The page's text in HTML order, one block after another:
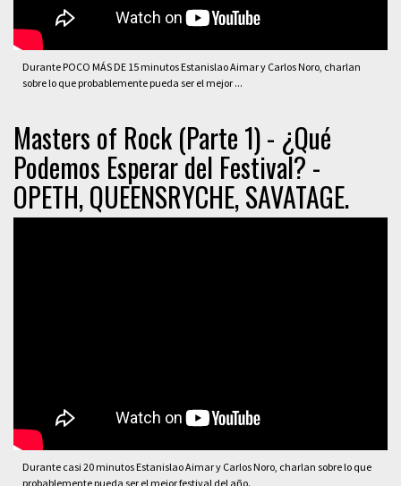
Durante POCO MÁS DE 15 minutos Estanislao Aimar y Carlos Noro, charlan
sobre lo que probablemente pueda ser el mejor ...
Masters of Rock (Parte 1) - ¿Qué
Podemos Esperar del Festival? -
OPETH, QUEENSRYCHE, SAVATAGE.
Durante casi 20 minutos Estanislao Aimar y Carlos Noro, charlan sobre lo que
probablemente pueda ser el mejor festival del año.